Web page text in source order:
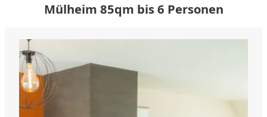
Mülheim 85qm bis 6 Personen